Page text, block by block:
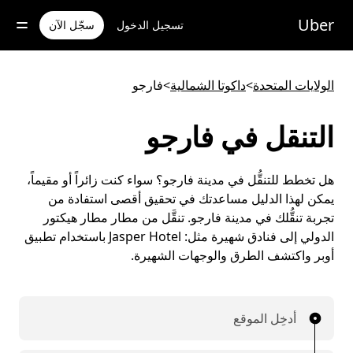
للوصول
المحتوى
Uber تسجيل الدخول سجّل الآن
الولايات المتحدة>داكوتا الشمالية>فارجو
التنقل في فارجو
هل تخطط للتنقُّل في مدينة فارجو؟ سواء كنت زائراً أو مقيماً،
يمكن لهذا الدليل مساعدتك في تحقيق أقصى استفادة من
تجربة تنقُّلك في مدينة فارجو. تنقَّل من مطار مطار هيكتور
الدولي إلى فنادق شهيرة مثل: Jasper Hotel باستخدام تطبيق
أوبر واكتشف الطرق والوجهات الشهيرة.
أدخِل الموقع